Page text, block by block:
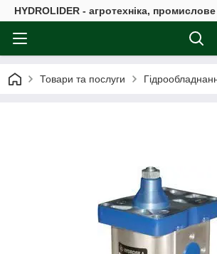
HYDROLIDER - агротехніка,
Товари та послуги